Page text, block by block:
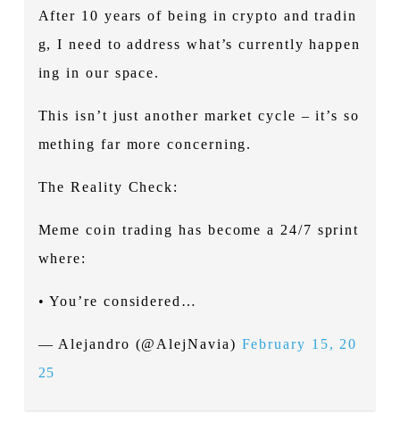
After 10 years of being in crypto and tradin
g, I need to address what’s currently happen
ing in our space.
This isn’t just another market cycle – it’s so
mething far more concerning.
The Reality Check:
Meme coin trading has become a 24/7 sprint
where:
• You’re considered…
— Alejandro (@AlejNavia) February 15, 20
25